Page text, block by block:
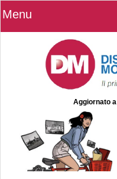
Menu
Aggiornato a